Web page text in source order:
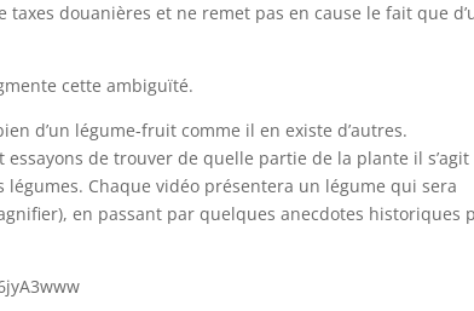
douanières et ne remet pas en cause le fait que
cette ambiguïté.
d’un légume-fruit comme il en existe d’autres.
de trouver de quelle partie de la plante il s’agit
Chaque vidéo présentera un légume qui sera
en passant par quelques anecdotes historiques